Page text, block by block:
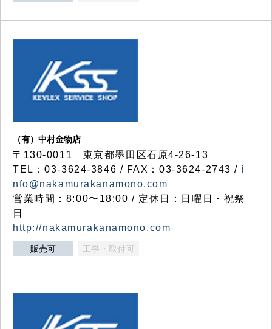
（有）中村金物店
〒130-0011 東京都墨田区石原4-26-13
TEL：03-3624-3846 / FAX：03-3624-2743 / i
nfo@nakamurakanamono.com
営業時間：8:00〜18:00 / 定休日：日曜日・祝祭
日
http://nakamurakanamono.com
販売可 工事・取付可